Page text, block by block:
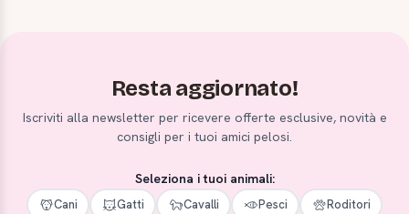
Resta aggiornato!
Iscriviti alla newsletter per ricevere offerte esclusive, novità e
consigli per i tuoi amici pelosi.
Seleziona i tuoi animali:
Cani Gatti Cavalli Pesci Roditori